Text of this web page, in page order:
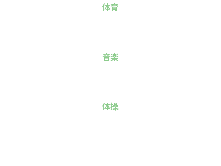
体育
音楽
体操